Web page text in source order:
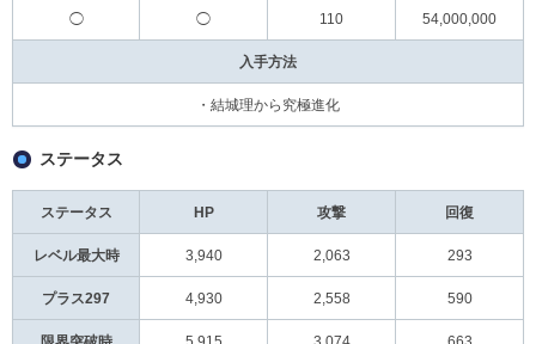
◯ ◯ 110 54,000,000
入手方法
・結城理から究極進化
ステータス
ステータス HP 攻撃 回復
レベル最大時 3,940 2,063 293
プラス297 4,930 2,558 590